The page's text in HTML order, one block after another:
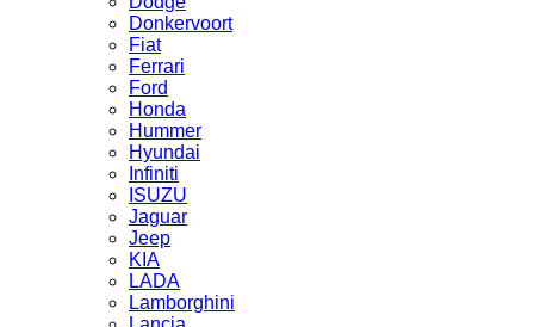
Donkervoort
Fiat
Ferrari
Ford
Honda
Hummer
Hyundai
Infiniti
ISUZU
Jaguar
Jeep
KIA
LADA
Lamborghini